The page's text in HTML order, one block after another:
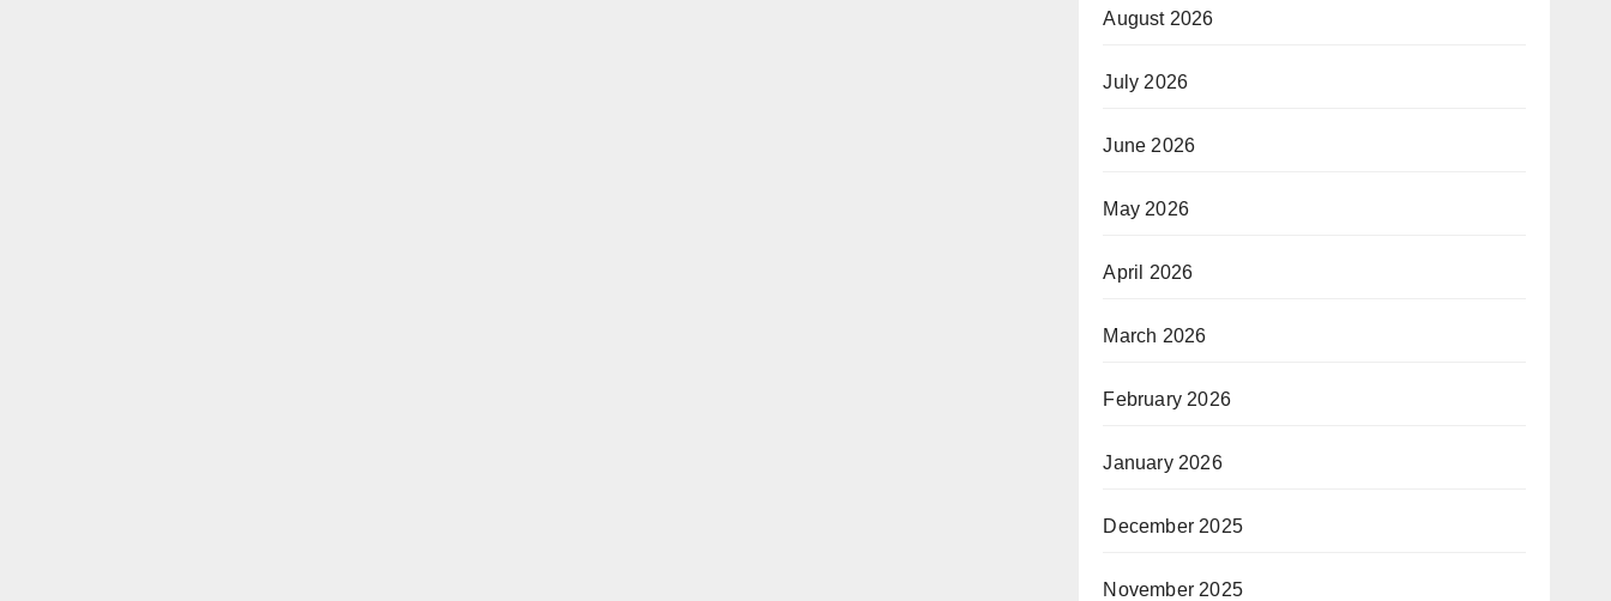
August 2026
July 2026
June 2026
May 2026
April 2026
March 2026
February 2026
January 2026
December 2025
November 2025